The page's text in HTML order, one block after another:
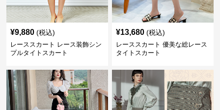
¥9,880 (税込)
レーススカート レース装飾シン
プルタイトスカート
¥13,680 (税込)
レーススカート 優美な総レース
タイトスカート